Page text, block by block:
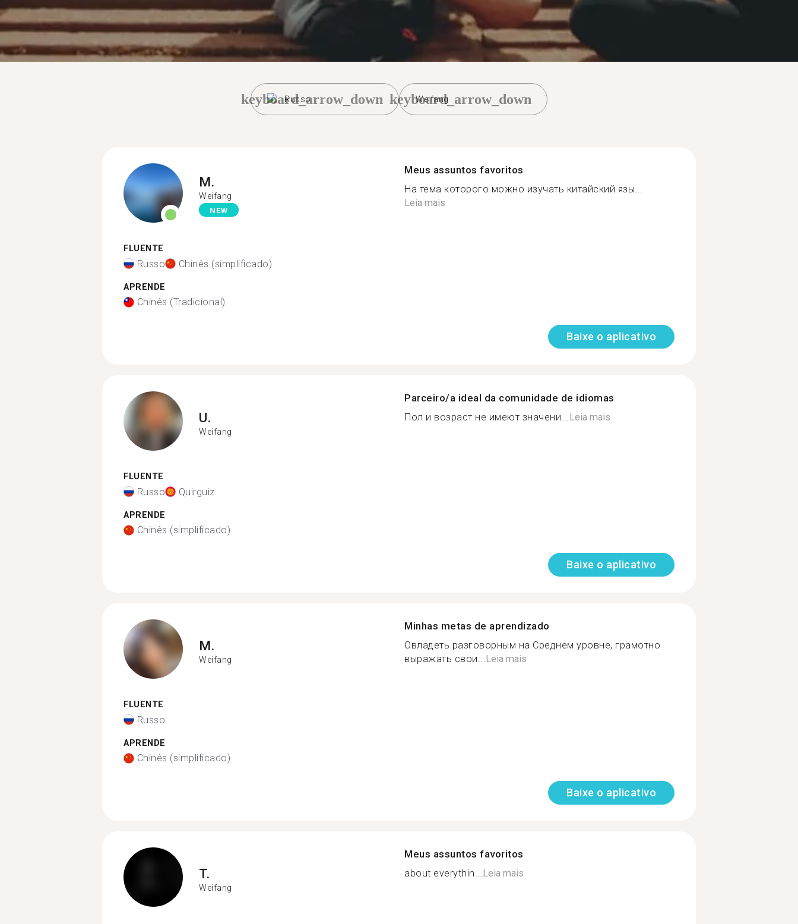
Russo
keyboard_arrow_down Weifang
keyboard_arrow_down
M.
Weifang
NEW
FLUENTE
Russo Chinês (simplificado)
APRENDE
Chinês (Tradicional)
Meus assuntos favoritos
На тема которого можно изучать китайский язы...
Leia mais
Baixe o aplicativo
U.
Weifang
FLUENTE
Russo Quirguiz
APRENDE
Chinês (simplificado)
Parceiro/a ideal da comunidade de idiomas
Пол и возраст не имеют значени...Leia mais
Baixe o aplicativo
M.
Weifang
FLUENTE
Russo
APRENDE
Chinês (simplificado)
Minhas metas de aprendizado
Овладеть разговорным на Среднем уровне, грамотно
выражать свои...Leia mais
Baixe o aplicativo
T.
Weifang
Meus assuntos favoritos
about everythin...Leia mais